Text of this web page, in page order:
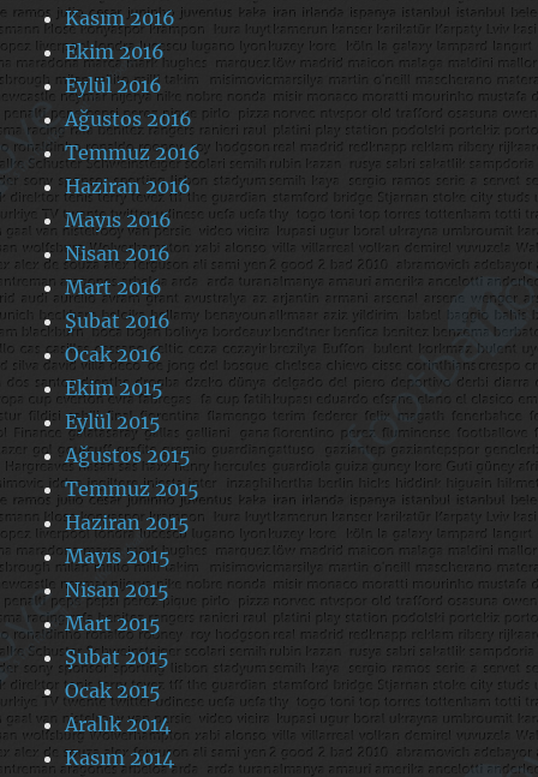
Kasım 2016
Ekim 2016
Eylül 2016
Ağustos 2016
Temmuz 2016
Haziran 2016
Mayıs 2016
Nisan 2016
Mart 2016
Şubat 2016
Ocak 2016
Ekim 2015
Eylül 2015
Ağustos 2015
Temmuz 2015
Haziran 2015
Mayıs 2015
Nisan 2015
Mart 2015
Şubat 2015
Ocak 2015
Aralık 2014
Kasım 2014